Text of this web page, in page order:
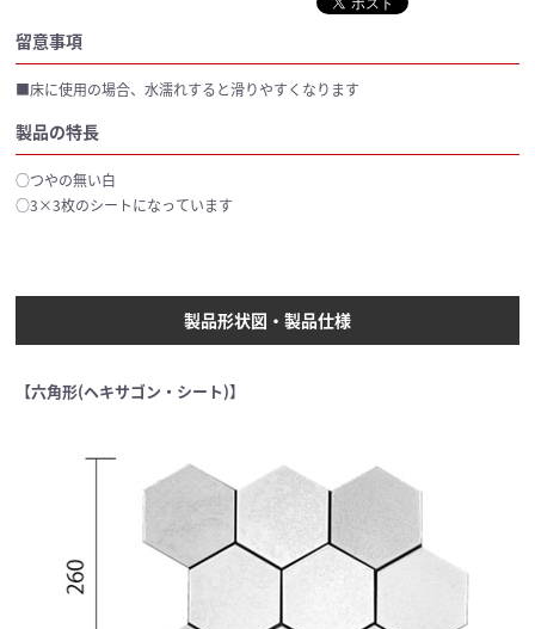
留意事項
■床に使用の場合、水濡れすると滑りやすくなります
製品の特長
○つやの無い白
○3×3枚のシートになっています
製品形状図・製品仕様
【六角形(ヘキサゴン・シート)】